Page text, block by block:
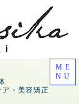
ア・美容矯正
ME
NU